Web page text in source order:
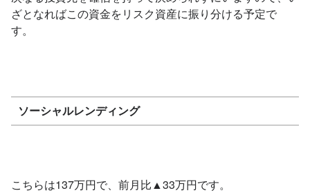
ざとなればこの資金をリスク資産に振り分ける予定で
す。
ソーシャルレンディング
こちらは137万円で、前月比▲33万円です。